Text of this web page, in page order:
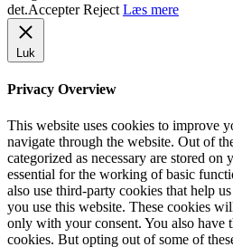
det.Accepter Reject Læs mere
Luk
Privacy Overview
This website uses cookies to improve
navigate through the website. Out of
categorized as necessary are stored on
essential for the working of basic
also use third-party cookies that help
you use this website. These cookies
only with your consent. You also have
cookies. But opting out of some of